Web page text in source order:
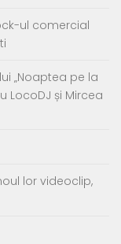
ul comercial
„Noaptea pe la
LocoDJ și Mircea
lor videoclip,